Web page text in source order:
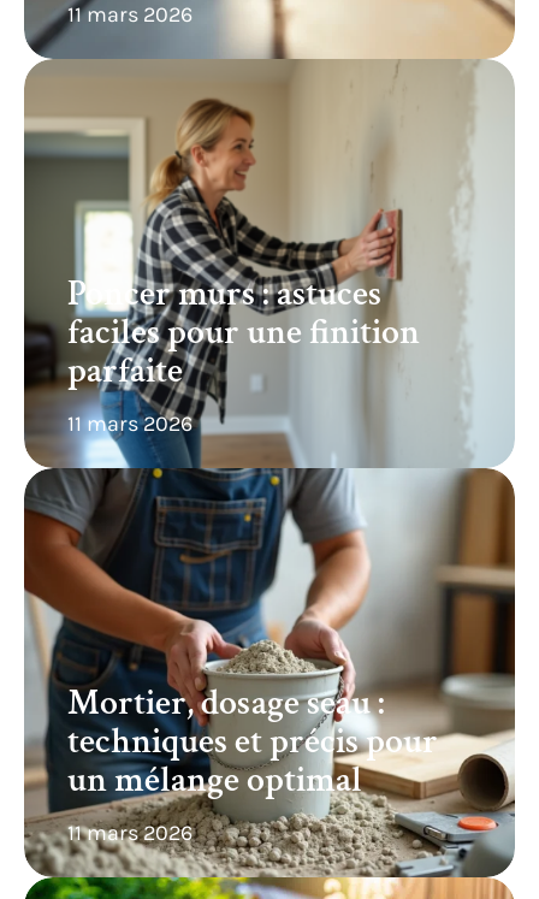
11 mars 2026
Poncer murs : astuces
faciles pour une finition
parfaite
11 mars 2026
Mortier, dosage seau :
techniques et précis pour
un mélange optimal
11 mars 2026